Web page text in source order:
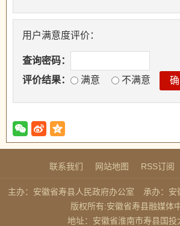
用户满意度评价：
查询密码：
评价结果：
满意 不满意
联系我们 网站地图 RSS订阅
主办：安徽省寿县人民政府办公室
承办：安
版权所有:安徽省寿县融媒体
地址：安徽省淮南市寿县国投